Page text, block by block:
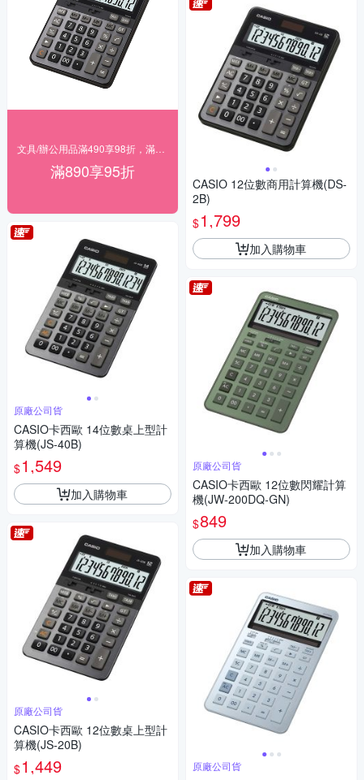
滿890享95折
原廠公司貨
CASIO卡西歐 14位數桌上型計
算機(JS-40B)
$1,549
加入購物車
原廠公司貨
CASIO卡西歐 12位數桌上型計
算機(JS-20B)
$1,449
CASIO 12位數商用計算機(DS-
2B)
$1,799
加入購物車
原廠公司貨
CASIO卡西歐 12位數閃耀計算
機(JW-200DQ-GN)
$849
加入購物車
原廠公司貨